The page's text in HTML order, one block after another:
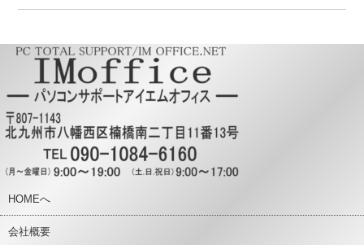
HOMEへ
会社概要